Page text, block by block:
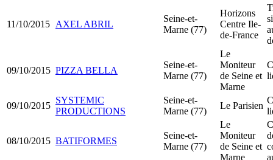
11/10/2015 AXEL ABRIL
Seine-et-
Marne (77)
Horizons
Centre Ile-
de-France
09/10/2015 PIZZA BELLA
Seine-et-
Marne (77)
Le
Moniteur
de Seine et
Marne
09/10/2015
SYSTEMIC
PRODUCTIONS
Seine-et-
Marne (77)
Le Parisien
08/10/2015 BATIFORMES
Seine-et-
Marne (77)
Le
Moniteur
de Seine et
Marne